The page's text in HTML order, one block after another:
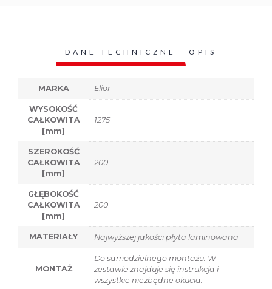
DANE TECHNICZNE OPIS
MARKA Elior
WYSOKOŚĆ
CAŁKOWITA
[mm]
1275
SZEROKOŚĆ
CAŁKOWITA
[mm]
200
GŁĘBOKOŚĆ
CAŁKOWITA
[mm]
200
MATERIAŁY Najwyższej jakości płyta laminowana
MONTAŻ
Do samodzielnego montażu. W
zestawie znajduje się instrukcja i
wszystkie niezbędne okucia.